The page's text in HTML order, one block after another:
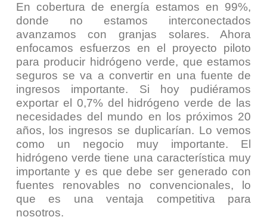
En cobertura de energía estamos en 99%,
donde no estamos interconectados
avanzamos con granjas solares. Ahora
enfocamos esfuerzos en el proyecto piloto
para producir hidrógeno verde, que estamos
seguros se va a convertir en una fuente de
ingresos importante. Si hoy pudiéramos
exportar el 0,7% del hidrógeno verde de las
necesidades del mundo en los próximos 20
años, los ingresos se duplicarían. Lo vemos
como un negocio muy importante. El
hidrógeno verde tiene una característica muy
importante y es que debe ser generado con
fuentes renovables no convencionales, lo
que es una ventaja competitiva para
nosotros.